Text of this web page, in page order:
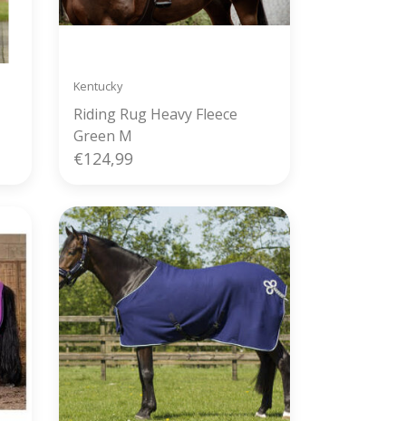
Kentucky
Riding Rug Heavy Fleece
Green M
€124,99